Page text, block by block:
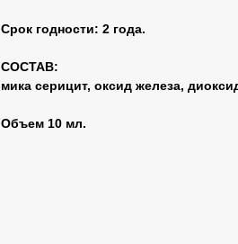
Срок годности: 2 года.
СОСТАВ:
мика серицит, оксид железа,
Объем 10 мл.